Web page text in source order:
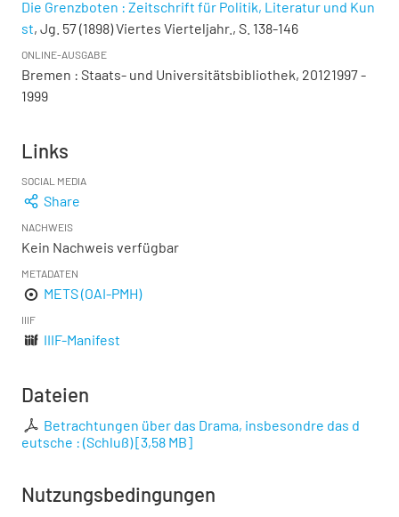
Die Grenzboten : Zeitschrift für Politik, Literatur und Kun
st, Jg. 57 (1898) Viertes Vierteljahr., S. 138-146
ONLINE-AUSGABE
Bremen : Staats- und Universitätsbibliothek, 20121997 -
1999
Links
SOCIAL MEDIA
Share
NACHWEIS
Kein Nachweis verfügbar
METADATEN
METS (OAI-PMH)
IIIF
IIIF-Manifest
Dateien
Betrachtungen über das Drama, insbesondre das d
eutsche : (Schluß)[3,58 MB]
Nutzungsbedingungen